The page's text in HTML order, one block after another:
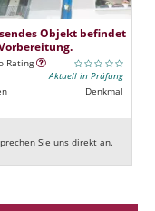
Objekt befindet
Rating
Aktuell in Prüfung
Denkmal
Sie uns direkt an.